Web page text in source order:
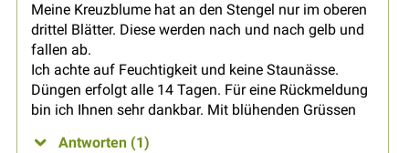
Meine Kreuzblume hat an den Stengel nur im oberen
drittel Blätter. Diese werden nach und nach gelb und
fallen ab.
Ich achte auf Feuchtigkeit und keine Staunässe.
Düngen erfolgt alle 14 Tagen. Für eine Rückmeldung
bin ich Ihnen sehr dankbar. Mit blühenden Grüssen
Antworten (1)